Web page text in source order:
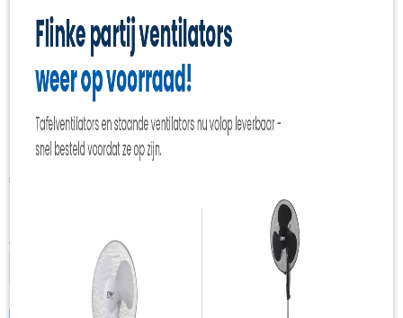
Halogeen 12v G4 50 watt
1185lmn
€ 1,99
Aantal